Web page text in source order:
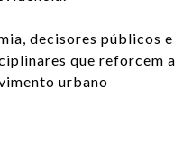
decisores públicos e
que reforcem a
urbano